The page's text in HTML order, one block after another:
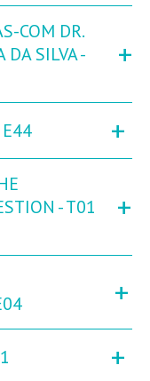
COM DR.
DA SILVA -
+
+
- T01
+
+
+